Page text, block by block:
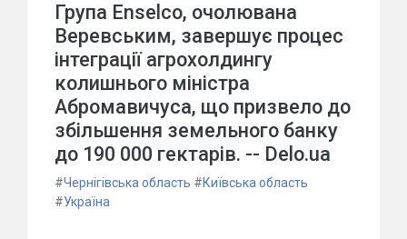
Група Enselco, очолювана
Веревським, завершує процес
інтеграції агрохолдингу
колишнього міністра
Абромавичуса, що призвело до
збільшення земельного банку
до 190 000 гектарів. -- Delo.ua
#Чернігівська область #Київська область
#Україна